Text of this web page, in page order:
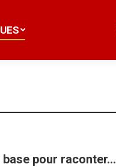
base pour raconter...